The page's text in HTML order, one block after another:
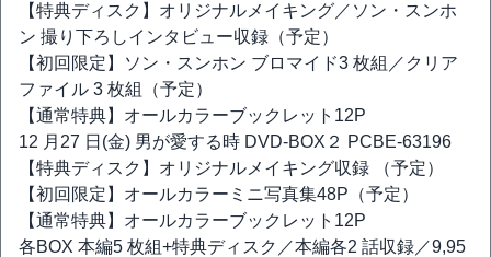
【特典ディスク】オリジナルメイキング／ソン・スンホ
ン 撮り下ろしインタビュー収録（予定）
【初回限定】ソン・スンホン ブロマイド3 枚組／クリア
ファイル 3 枚組（予定）
【通常特典】オールカラーブックレット12P
12 月27 日(金) 男が愛する時 DVD-BOX２ PCBE-63196
【特典ディスク】オリジナルメイキング収録 （予定）
【初回限定】オールカラーミニ写真集48P（予定）
【通常特典】オールカラーブックレット12P
各BOX 本編5 枚組+特典ディスク／本編各2 話収録／9,95